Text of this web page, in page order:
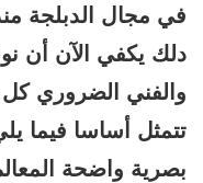
في مجال الدبلجة
دلك يكفي الآن أن
والفني الضروري
تتمثل أساسا فيما
بصرية واضحة